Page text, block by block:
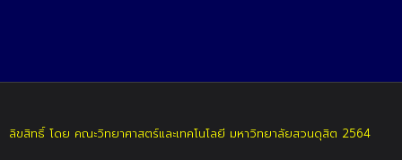
ลิขสิทธิ์ โดย คณะวิทยาศาสตร์และเทคโนโลยี มหาวิทยาลัยสวนดุสิต 2564